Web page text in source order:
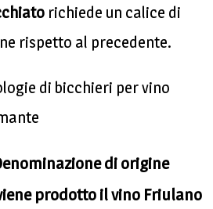
richiede un calice di
rispetto al precedente.
di bicchieri per vino
di origine
prodotto il vino Friulano